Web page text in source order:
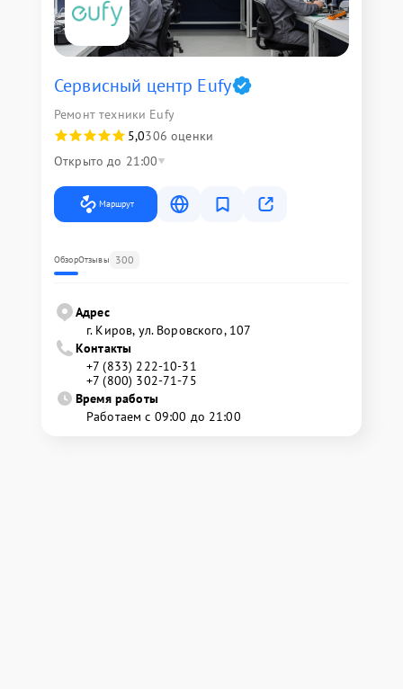
Сервисный центр Eufy
Ремонт техники Eufy
5,0306 оценки
Открыто до 21:00
Маршрут
ОбзорОтзывы 300
Адрес
г. Киров, ул. Воровского, 107
Контакты
+7 (833) 222-10-31
+7 (800) 302-71-75
Время работы
Работаем с 09:00 до 21:00